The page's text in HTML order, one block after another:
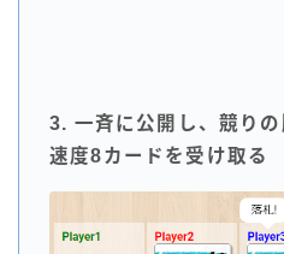
3. 一斉に公開し、競り
速度8カードを受け取る